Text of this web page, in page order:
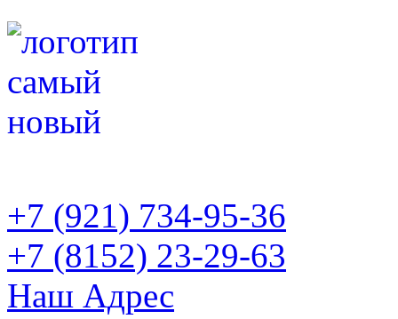
+7 (921) 734-95-36
+7 (8152) 23-29-63
Наш Адрес